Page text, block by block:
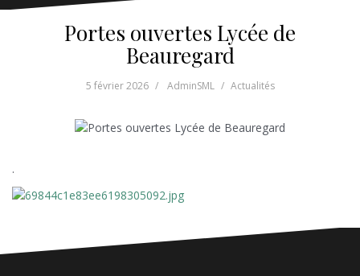
Portes ouvertes Lycée de
Beauregard
5 février 2026 AdminSML Actualités
.